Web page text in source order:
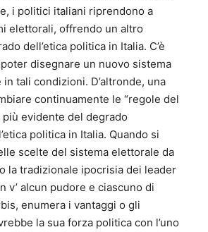
i politici italiani riprendono a
elettorali, offrendo un altro
dell’etica politica in Italia. C’è
disegnare un nuovo sistema
tali condizioni. D’altronde, una
continuamente le “regole del
evidente del degrado
politica in Italia. Quando si
scelte del sistema elettorale da
la tradizionale ipocrisia dei leader
v’ alcun pudore e ciascuno di
enumera i vantaggi o gli
la sua forza politica con l’uno